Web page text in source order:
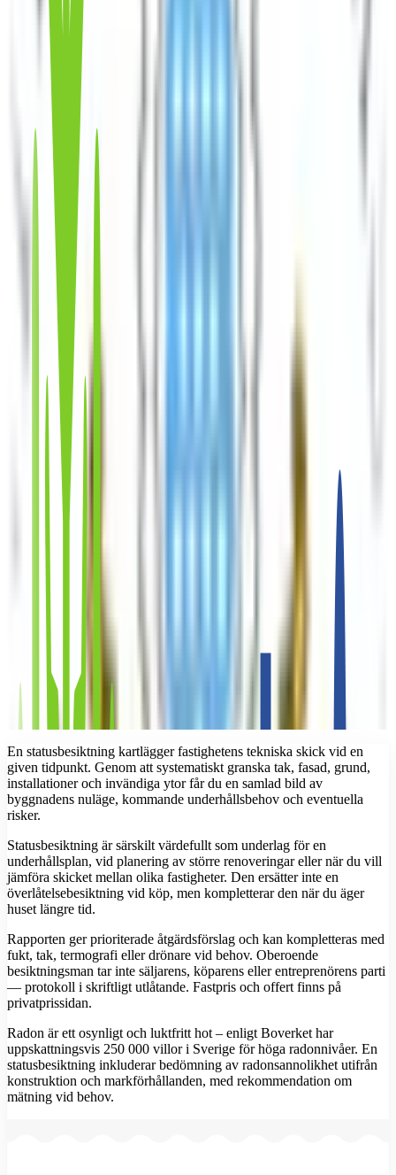
En statusbesiktning kartlägger fastighetens tekniska skick vid en
given tidpunkt. Genom att systematiskt granska tak, fasad, grund,
installationer och invändiga ytor får du en samlad bild av
byggnadens nuläge, kommande underhållsbehov och eventuella
risker.
Statusbesiktning är särskilt värdefullt som underlag för en
underhållsplan, vid planering av större renoveringar eller när du vill
jämföra skicket mellan olika fastigheter. Den ersätter inte en
överlåtelsebesiktning vid köp, men kompletterar den när du äger
huset längre tid.
Rapporten ger prioriterade åtgärdsförslag och kan kompletteras med
fukt, tak, termografi eller drönare vid behov. Oberoende
besiktningsman tar inte säljarens, köparens eller entreprenörens parti
— protokoll i skriftligt utlåtande. Fastpris och offert finns på
privatprissidan.
Radon är ett osynligt och luktfritt hot – enligt Boverket har
uppskattningsvis 250 000 villor i Sverige för höga radonnivåer. En
statusbesiktning inkluderar bedömning av radonsannolikhet utifrån
konstruktion och markförhållanden, med rekommendation om
mätning vid behov.